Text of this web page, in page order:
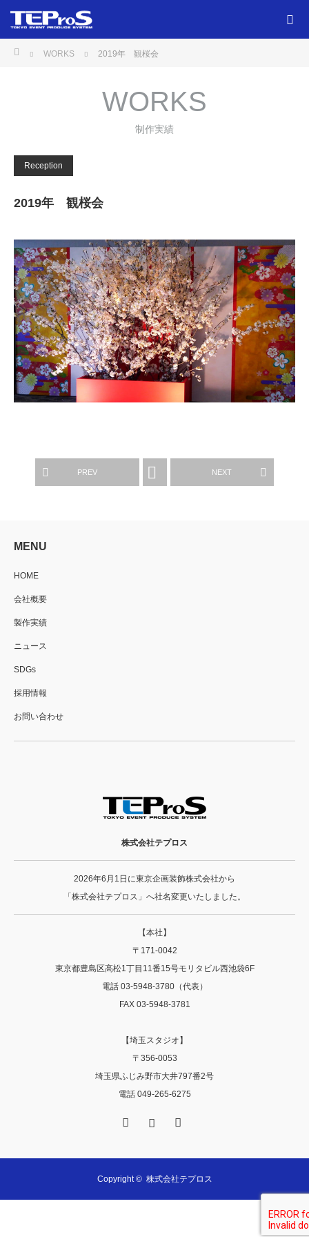
ホームWORKS 2019年 観桜会
WORKS
制作実績
Reception
2019年 観桜会
PREV
WORKS NEXT
MENU
HOME
会社概要
製作実績
ニュース
SDGs
採用情報
お問い合わせ
株式会社テプロス
2026年6月1日に東京企画装飾株式会社から
「株式会社テプロス」へ社名変更いたしました。
【本社】
〒171-0042
東京都豊島区高松1丁目11番15号モリタビル西池袋6F
電話 03-5948-3780（代表）
FAX 03-5948-3781
【埼玉スタジオ】
〒356‐0053
埼玉県ふじみ野市大井797番2号
電話 049-265-6275
Copyright © 株式会社テプロス